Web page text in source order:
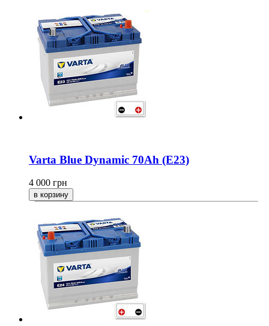
Varta Blue Dynamic 70Ah (E23)
4 000 грн